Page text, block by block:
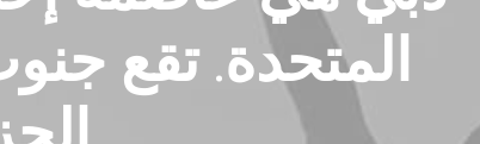
المتحدة. تقع